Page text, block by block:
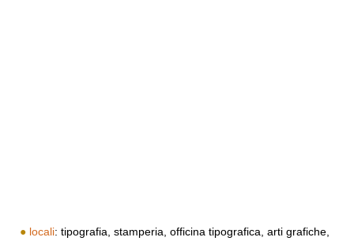
● locali: tipografia, stamperia, officina tipografica, arti grafiche,